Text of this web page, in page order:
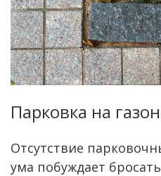
Парковка на
Отсутствие
ума побуждает